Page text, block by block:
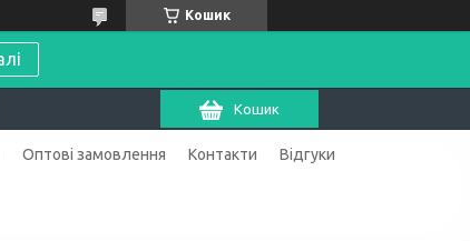
Кошик
Кошик
Оптові замовлення Контакти Відгуки